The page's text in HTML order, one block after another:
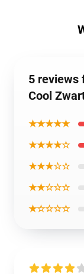
5 reviews
Cool
★★★★★
★★★★☆
★★★☆☆
★★☆☆☆
★☆☆☆☆